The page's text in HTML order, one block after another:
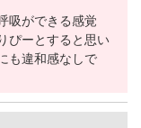
吸ができる感覚
ぴーとすると思い
も違和感なしで